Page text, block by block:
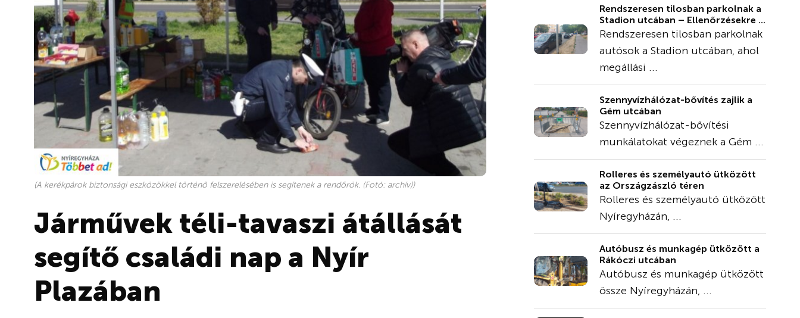
(A kerékpárok biztonsági eszközökkel történő felszerelésében is segítenek a rendőrök. (Fotó: archív))
Járművek téli-tavaszi átállását
segítő családi nap a Nyír
Plazában
Rendszeresen tilosban parkolnak a
Stadion utcában – Ellenőrzésekre ...
Rendszeresen tilosban parkolnak
autósok a Stadion utcában, ahol
megállási ...
Szennyvízhálózat-bővítés zajlik a
Gém utcában
Szennyvízhálózat-bővítési
munkálatokat végeznek a Gém ...
Rolleres és személyautó ütközött
az Országzászló téren
Rolleres és személyautó ütközött
Nyíregyházán, ...
Autóbusz és munkagép ütközött a
Rákóczi utcában
Autóbusz és munkagép ütközött
össze Nyíregyházán, ...